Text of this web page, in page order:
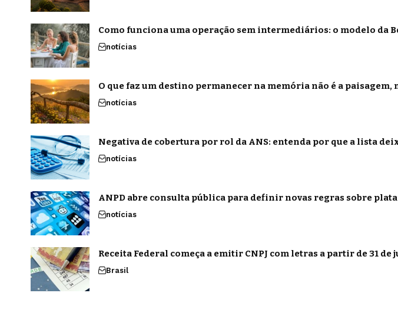
Como funciona uma operação sem intermediários: o modelo
notícias
O que faz um destino permanecer na memória não é a
notícias
Negativa de cobertura por rol da ANS: entenda por que a lista
notícias
ANPD abre consulta pública para definir novas regras sobre
notícias
Receita Federal começa a emitir CNPJ com letras a partir de 31 de
Brasil